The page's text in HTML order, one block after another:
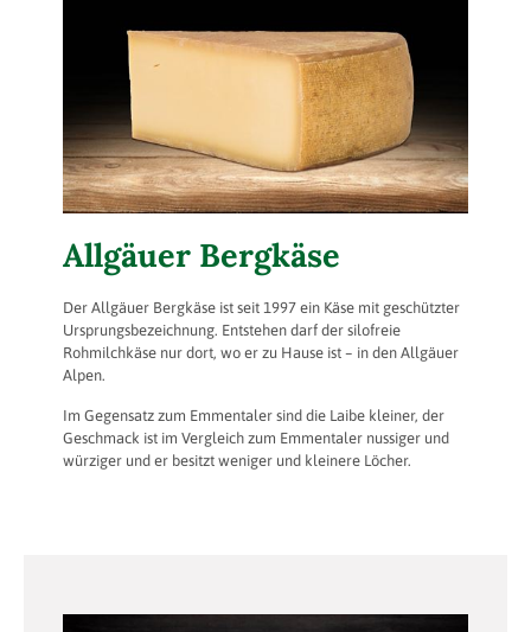
Allgäuer Bergkäse
Der Allgäuer Bergkäse ist seit 1997 ein Käse mit geschützter
Ursprungsbezeichnung. Entstehen darf der silofreie
Rohmilchkäse nur dort, wo er zu Hause ist – in den Allgäuer
Alpen.
Im Gegensatz zum Emmentaler sind die Laibe kleiner, der
Geschmack ist im Vergleich zum Emmentaler nussiger und
würziger und er besitzt weniger und kleinere Löcher.